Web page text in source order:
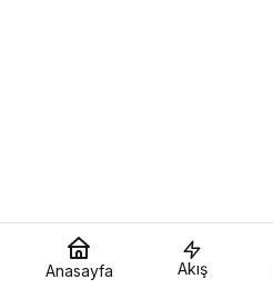
Anasayfa Akış